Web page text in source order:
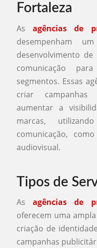
Fortaleza
As agências de
desempenham
desenvolvimento
comunicação
segmentos. Essas
criar
aumentar a
marcas,
comunicação,
audiovisual.
Tipos de
As agências de
oferecem uma
criação de
campanhas